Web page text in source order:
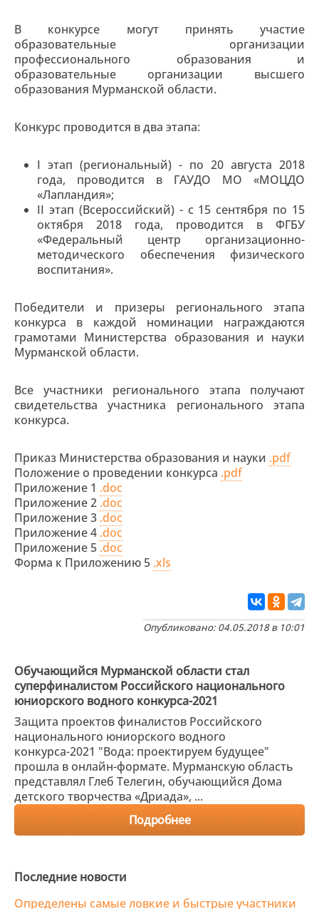
В конкурсе могут принять участие
образовательные организации
профессионального образования и
образовательные организации высшего
образования Мурманской области.
Конкурс проводится в два этапа:
I этап (региональный) - по 20 августа 2018
года, проводится в ГАУДО МО «МОЦДО
«Лапландия»;
II этап (Всероссийский) - с 15 сентября по 15
октября 2018 года, проводится в ФГБУ
«Федеральный центр организационно-
методического обеспечения физического
воспитания».
Победители и призеры регионального этапа
конкурса в каждой номинации награждаются
грамотами Министерства образования и науки
Мурманской области.
Все участники регионального этапа получают
свидетельства участника регионального этапа
конкурса.
Приказ Министерства образования и науки .pdf
Положение о проведении конкурса .pdf
Приложение 1 .doc
Приложение 2 .doc
Приложение 3 .doc
Приложение 4 .doc
Приложение 5 .doc
Форма к Приложению 5 .xls
Опубликовано: 04.05.2018 в 10:01
Обучающийся Мурманской области стал
суперфиналистом Российского национального
юниорского водного конкурса-2021
Защита проектов финалистов Российского
национального юниорского водного
конкурса-2021 "Вода: проектируем будущее"
прошла в онлайн-формате. Мурманскую область
представлял Глеб Телегин, обучающийся Дома
детского творчества «Дриада», ...
Подробнее
Последние новости
Определены самые ловкие и быстрые участники